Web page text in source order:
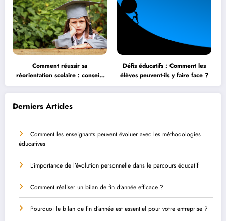
Comment réussir sa
réorientation scolaire : conseils
et astuces
Défis éducatifs : Comment les
élèves peuvent-ils y faire face ?
Derniers Articles
Comment les enseignants peuvent évoluer avec les méthodologies
éducatives
L’importance de l’évolution personnelle dans le parcours éducatif
Comment réaliser un bilan de fin d’année efficace ?
Pourquoi le bilan de fin d’année est essentiel pour votre entreprise ?